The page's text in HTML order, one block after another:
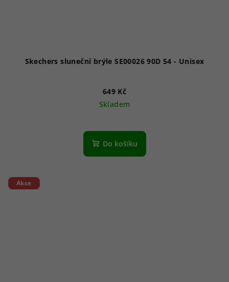
Skechers sluneční brýle SE00026 90D 54 - Unisex
649 Kč
Skladem
Do košíku
Akce